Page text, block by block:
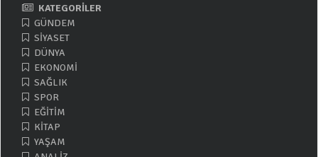
KATEGORİLER
GÜNDEM
SİYASET
DÜNYA
EKONOMİ
SAĞLIK
SPOR
EĞİTİM
KİTAP
YAŞAM